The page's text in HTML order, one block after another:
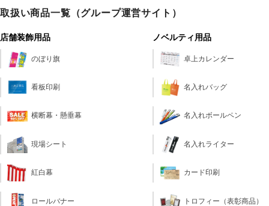
取扱い商品一覧（グループ運営サイト）
店舗装飾用品
のぼり旗
看板印刷
横断幕・懸垂幕
現場シート
紅白幕
ロールバナー
ノベルティ用品
卓上カレンダー
名入れバッグ
名入れボールペン
名入れライター
カード印刷
トロフィー（表彰商品）